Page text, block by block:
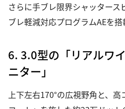
さらに手ブレ限界シャッタース
ブレ軽減対応プログラムAEを搭
6. 3.0型の「リアルワ
ニター」
上下左右170°の広視野角と、